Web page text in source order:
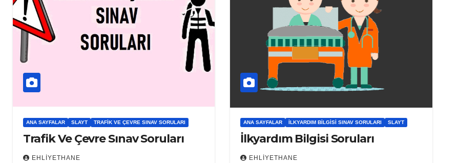
ANA SAYFALAR SLAYT TRAFIK VE ÇEVRE SINAV SORULARI
Trafik Ve Çevre Sınav Soruları
EHLIYETHANE
ANA SAYFALAR İLKYARDIM BILGISI SINAV SORULARI SLAYT
İlkyardım Bilgisi Soruları
EHLIYETHANE